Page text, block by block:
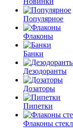
Популярное
Флаконы
Банки
Дезодоранты
Дозаторы
Пипетки
Флаконы